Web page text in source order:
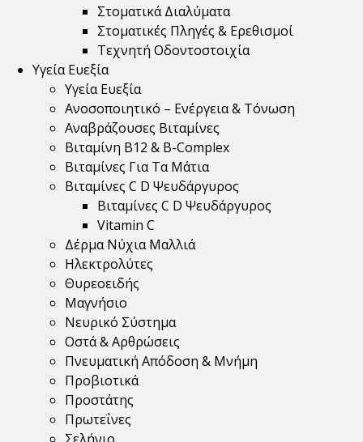
Στοματικά Διαλύματα
Στοματικές Πληγές & Ερεθισμοί
Τεχνητή Οδοντοστοιχία
Υγεία Ευεξία
Υγεία Ευεξία
Ανοσοποιητικό – Ενέργεια & Τόνωση
Αναβράζουσες Βιταμίνες
Βιταμίνη B12 & Β-Complex
Βιταμίνες Για Τα Μάτια
Βιταμίνες C D Ψευδάργυρος
Βιταμίνες C D Ψευδάργυρος
Vitamin C
Δέρμα Νύχια Μαλλιά
Ηλεκτρολύτες
Θυρεοειδής
Μαγνήσιο
Νευρικό Σύστημα
Οστά & Αρθρώσεις
Πνευματική Απόδοση & Μνήμη
Προβιοτικά
Προστάτης
Πρωτεΐνες